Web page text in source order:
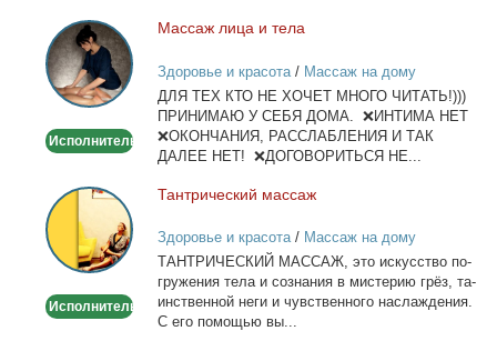
Массаж
лица
и
тела
Исполнитель
Мас­саж ли­ца и те­ла
Здоровье и красота/ Массаж на дому
ДЛЯ ТЕХ КТО НЕ ХОЧЕТ МНОГО ЧИТАТЬ!)))
ПРИНИМАЮ У СЕБЯ ДОМА. ❌ИНТИМА НЕТ
❌ОКОНЧАНИЯ, РАССЛАБЛЕНИЯ И ТАК
ДАЛЕЕ НЕТ! ❌ДОГОВОРИТЬСЯ НЕ...
Тантрический
массаж
Исполнитель
Тан­три­че­ский мас­саж
Здоровье и красота/ Массаж на дому
ТАНТРИЧЕСКИЙ МАССАЖ, это ис­кус­ство по­
гру­же­ния те­ла и со­зна­ния в ми­сте­рию грёз, та­
ин­ствен­ной неги и чув­ствен­но­го на­сла­жде­ния.
С его по­мо­щью вы...